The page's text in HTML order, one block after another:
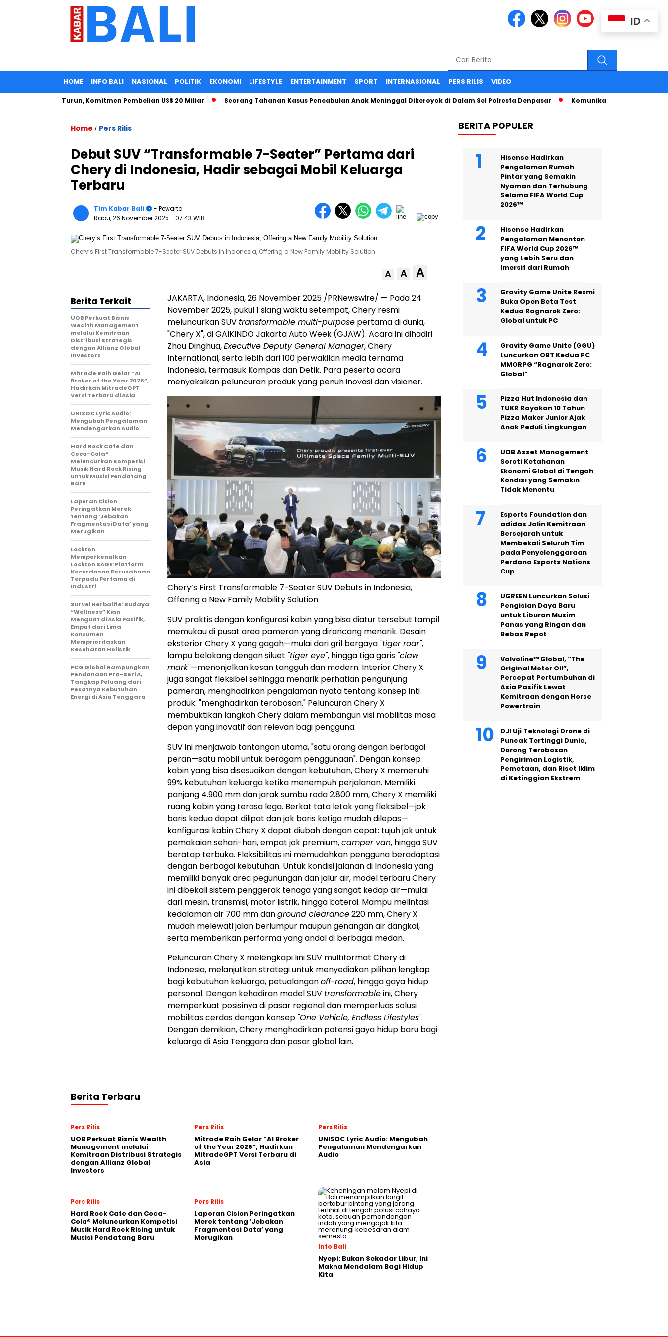
HOME INFO BALI NASIONAL POLITIK EKONOMI LIFESTYLE ENTERTAINMENT SPORT INTERNASIONAL PERS RILIS VIDEO
Tarif Impor Turun, Komitmen Pembelian US$ 20 Miliar Seorang Tahanan Kasus Pencabulan Anak Meninggal Dikeroyok di Dalam Sel Polresta Denpasar Komunikasi Strategis Publikasi
Home / Pers Rilis
Debut SUV “Transformable 7-Seater” Pertama dari
Chery di Indonesia, Hadir sebagai Mobil Keluarga
Terbaru
Tim Kabar Bali
- Pewarta
Rabu, 26 November 2025 - 07:43 WIB
Chery’s First Transformable 7-Seater SUV Debuts in Indonesia, Offering a New Family Mobility Solution
A A A
JAKARTA, Indonesia,26 November 2025 /PRNewswire/ — Pada24
November 2025, pukul 1 siang waktu setempat, Chery resmi
meluncurkan SUV transformable multi-purpose pertama di dunia,
"Chery X", di GAIKINDO Jakarta Auto Week (GJAW). Acara ini dihadiri
Zhou Dinghua,Executive Deputy General Manager, Chery
International, serta lebih dari 100 perwakilan media ternama
Indonesia, termasuk Kompas dan Detik. Para peserta acara
menyaksikan peluncuran produk yang penuh inovasi dan visioner.
Chery’s First Transformable 7-Seater SUV Debuts in Indonesia,
Offering a New Family Mobility Solution
SUV praktis dengan konfigurasi kabin yang bisa diatur tersebut tampil
memukau di pusat area pameran yang dirancang menarik. Desain
eksterior Chery X yang gagah—mulai dari gril bergaya "tiger roar",
lampu belakang dengan siluet "tiger eye", hingga tiga garis "claw
mark"—menonjolkan kesan tangguh dan modern. Interior Chery X
juga sangat fleksibel sehingga menarik perhatian pengunjung
pameran, menghadirkan pengalaman nyata tentang konsep inti
produk: "menghadirkan terobosan." Peluncuran Chery X
membuktikan langkah Chery dalam membangun visi mobilitas masa
depan yang inovatif dan relevan bagi pengguna.
SUV ini menjawab tantangan utama, "satu orang dengan berbagai
peran—satu mobil untuk beragam penggunaan". Dengan konsep
kabin yang bisa disesuaikan dengan kebutuhan, Chery X memenuhi
99% kebutuhan keluarga ketika menempuh perjalanan. Memiliki
panjang 4.900 mm dan jarak sumbu roda 2.800 mm, Chery X memiliki
ruang kabin yang terasa lega. Berkat tata letak yang fleksibel—jok
baris kedua dapat dilipat dan jok baris ketiga mudah dilepas—
konfigurasi kabin Chery X dapat diubah dengan cepat: tujuh jok untuk
pemakaian sehari-hari, empat jok premium,camper van, hingga SUV
beratap terbuka. Fleksibilitas ini memudahkan pengguna beradaptasi
dengan berbagai kebutuhan. Untuk kondisi jalanan di Indonesiayang
memiliki banyak area pegunungan dan jalur air, model terbaru Chery
ini dibekali sistem penggerak tenaga yang sangat kedap air—mulai
dari mesin, transmisi, motor listrik, hingga baterai. Mampu melintasi
kedalaman air 700 mm danground clearance220 mm, Chery X
mudah melewati jalan berlumpur maupun genangan air dangkal,
serta memberikan performa yang andal di berbagai medan.
Peluncuran Chery X melengkapi lini SUV multiformat Chery di
Indonesia, melanjutkan strategi untuk menyediakan pilihan lengkap
bagi kebutuhan keluarga, petualanganoff-road, hingga gaya hidup
personal. Dengan kehadiran model SUV transformableini, Chery
memperkuat posisinya di pasar regional dan memperluas solusi
mobilitas cerdas dengan konsep "One Vehicle, Endless Lifestyles".
Dengan demikian, Chery menghadirkan potensi gaya hidup baru bagi
keluarga diAsia Tenggaradan pasar global lain.
Berita Terkait
UOB Perkuat Bisnis
Wealth Management
melalui Kemitraan
Distribusi Strategis
dengan Allianz Global
Investors
Mitrade Raih Gelar “AI
Broker of the Year 2026”,
Hadirkan MitradeGPT
Versi Terbaru di Asia
UNISOC Lyric Audio:
Mengubah Pengalaman
Mendengarkan Audio
Hard Rock Cafe dan
Coca-Cola®
Meluncurkan Kompetisi
Musik Hard Rock Rising
untuk Musisi Pendatang
Baru
Laporan Cision
Peringatkan Merek
tentang ‘Jebakan
Fragmentasi Data’ yang
Merugikan
Lockton
Memperkenalkan
Lockton SAGE: Platform
Kecerdasan Perusahaan
Terpadu Pertama di
Industri
Survei Herbalife: Budaya
“Wellness” Kian
Menguat di Asia Pasifik,
Empat dari Lima
Konsumen
Memprioritaskan
Kesehatan Holistik
PCG Global Rampungkan
Pendanaan Pra-Seri A,
Tangkap Peluang dari
Pesatnya Kebutuhan
Energi di Asia Tenggara
Berita Terbaru
Pers Rilis
UOB Perkuat Bisnis Wealth
Management melalui
Kemitraan Distribusi Strategis
dengan Allianz Global
Investors
Pers Rilis
Mitrade Raih Gelar “AI Broker
of the Year 2026”, Hadirkan
MitradeGPT Versi Terbaru di
Asia
Pers Rilis
UNISOC Lyric Audio: Mengubah
Pengalaman Mendengarkan
Audio
Pers Rilis
Hard Rock Cafe dan Coca-
Cola® Meluncurkan Kompetisi
Musik Hard Rock Rising untuk
Musisi Pendatang Baru
Pers Rilis
Laporan Cision Peringatkan
Merek tentang ‘Jebakan
Fragmentasi Data’ yang
Merugikan
Info Bali
Nyepi: Bukan Sekadar Libur, Ini
Makna Mendalam Bagi Hidup
Kita
BERITA POPULER
Hisense Hadirkan
Pengalaman Rumah
Pintar yang Semakin
Nyaman dan Terhubung
Selama FIFA World Cup
2026™
Hisense Hadirkan
Pengalaman Menonton
FIFA World Cup 2026™
yang Lebih Seru dan
Imersif dari Rumah
Gravity Game Unite Resmi
Buka Open Beta Test
Kedua Ragnarok Zero:
Global untuk PC
Gravity Game Unite (GGU)
Luncurkan OBT Kedua PC
MMORPG “Ragnarok Zero:
Global”
Pizza Hut Indonesia dan
TUKR Rayakan 10 Tahun
Pizza Maker Junior Ajak
Anak Peduli Lingkungan
UOB Asset Management
Soroti Ketahanan
Ekonomi Global di Tengah
Kondisi yang Semakin
Tidak Menentu
Esports Foundation dan
adidas Jalin Kemitraan
Bersejarah untuk
Membekali Seluruh Tim
pada Penyelenggaraan
Perdana Esports Nations
Cup
UGREEN Luncurkan Solusi
Pengisian Daya Baru
untuk Liburan Musim
Panas yang Ringan dan
Bebas Repot
Valvoline™ Global, “The
Original Motor Oil”,
Percepat Pertumbuhan di
Asia Pasifik Lewat
Kemitraan dengan Horse
Powertrain
DJI Uji Teknologi Drone di
Puncak Tertinggi Dunia,
Dorong Terobosan
Pengiriman Logistik,
Pemetaan, dan Riset Iklim
di Ketinggian Ekstrem
ID